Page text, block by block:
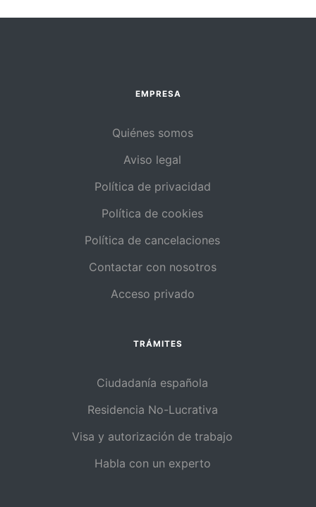
EMPRESA
Quiénes somos
Aviso legal
Política de privacidad
Política de cookies
Política de cancelaciones
Contactar con nosotros
Acceso privado
TRÁMITES
Ciudadanía española
Residencia No-Lucrativa
Visa y autorización de trabajo
Habla con un experto